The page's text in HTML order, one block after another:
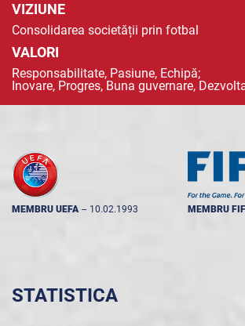
VIZIUNE
Consolidarea societății prin fotbal
VALORI
Responsabilitate, Pasiune, Echipă;
Inovare, Progres, Buna guvernare,
MEMBRU UEFA -- 10.02.1993 MEMBRU
STATISTICA